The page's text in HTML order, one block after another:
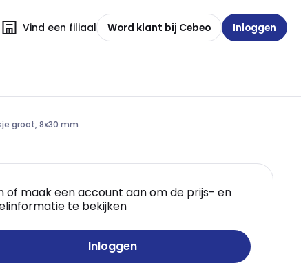
Vind een filiaal Word klant bij Cebeo Inloggen
groot, 8x30 mm
of maak een account aan om de prijs- en
te bekijken
Inloggen